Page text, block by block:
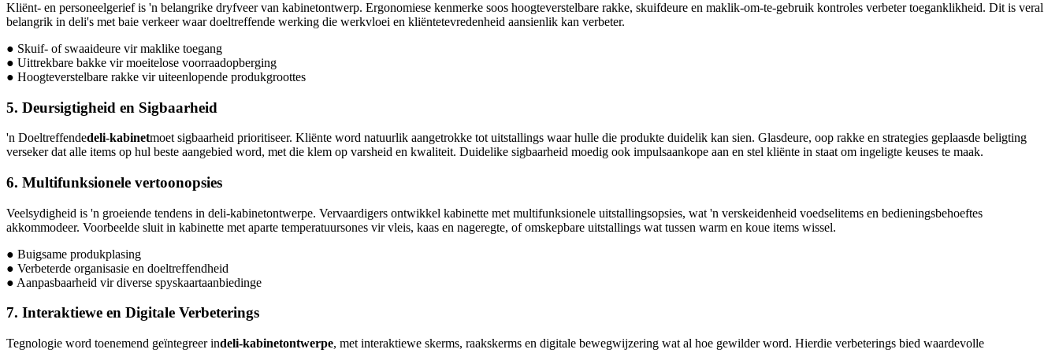
Kliënt- en personeelgerief is 'n belangrike dryfveer van kabinetontwerp. Ergonomiese kenmerke soos hoogteverstelbare rakke, skuifdeure en maklik-om-te-gebruik kontroles verbeter toeganklikheid. Dit is veral
belangrik in deli's met baie verkeer waar doeltreffende werking die werkvloei en kliëntetevredenheid aansienlik kan verbeter.
● Skuif- of swaaideure vir maklike toegang
● Uittrekbare bakke vir moeitelose voorraadopberging
● Hoogteverstelbare rakke vir uiteenlopende produkgroottes
5. Deursigtigheid en Sigbaarheid
'n Doeltreffendedeli-kabinetmoet sigbaarheid prioritiseer. Kliënte word natuurlik aangetrokke tot uitstallings waar hulle die produkte duidelik kan sien. Glasdeure, oop rakke en strategies geplaasde beligting
verseker dat alle items op hul beste aangebied word, met die klem op varsheid en kwaliteit. Duidelike sigbaarheid moedig ook impulsaankope aan en stel kliënte in staat om ingeligte keuses te maak.
6. Multifunksionele vertoonopsies
Veelsydigheid is 'n groeiende tendens in deli-kabinetontwerpe. Vervaardigers ontwikkel kabinette met multifunksionele uitstallingsopsies, wat 'n verskeidenheid voedselitems en bedieningsbehoeftes
akkommodeer. Voorbeelde sluit in kabinette met aparte temperatuursones vir vleis, kaas en nageregte, of omskepbare uitstallings wat tussen warm en koue items wissel.
● Buigsame produkplasing
● Verbeterde organisasie en doeltreffendheid
● Aanpasbaarheid vir diverse spyskaartaanbiedinge
7. Interaktiewe en Digitale Verbeterings
Tegnologie word toenemend geïntegreer indeli-kabinetontwerpe, met interaktiewe skerms, raakskerms en digitale bewegwijzering wat al hoe gewilder word. Hierdie verbeterings bied waardevolle